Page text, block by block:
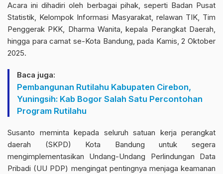
Acara ini dihadiri oleh berbagai pihak, seperti Badan Pusat
Statistik, Kelompok Informasi Masyarakat, relawan TIK, Tim
Penggerak PKK, Dharma Wanita, kepala Perangkat Daerah,
hingga para camat se-Kota Bandung, pada Kamis, 2 Oktober
2025.
Baca juga:
Pembangunan Rutilahu Kabupaten Cirebon,
Yuningsih: Kab Bogor Salah Satu Percontohan
Program Rutilahu
Susanto meminta kepada seluruh satuan kerja perangkat
daerah (SKPD) Kota Bandung untuk segera
mengimplementasikan Undang-Undang Perlindungan Data
Pribadi (UU PDP) mengingat pentingnya menjaga keamanan